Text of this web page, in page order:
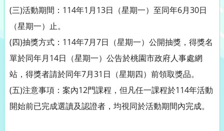
(三)活動期間：114年1月13日（星期一）至同年6月30日
（星期一）止。
(四)抽獎方式：114年7月7日（星期一）公開抽獎，得獎名
單於同年月14日（星期一）公告於桃園市政府人事處網
站，得獎者請於同年7月31日（星期四）前領取獎品。
(五)注意事項：案內12門課程，但凡任一課程於114年活動
開始前已完成選讀及認證者，均視同於活動期間內完成。